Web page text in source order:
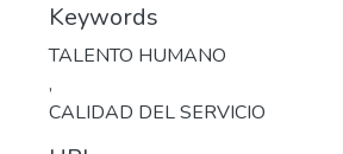
Keywords
TALENTO HUMANO
,
CALIDAD DEL SERVICIO